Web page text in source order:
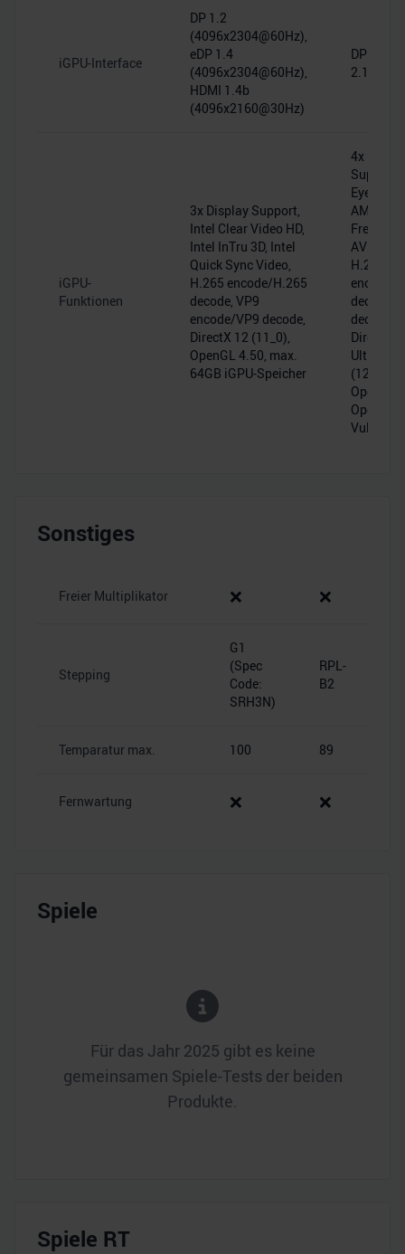
iGPU-Interface
DP 1.2
(4096x2304@60Hz),
eDP 1.4
(4096x2304@60Hz),
HDMI 1.4b
(4096x2160@30Hz)
DP 2.0,
2.1
iGPU-
Funktionen
3x Display Support,
Intel Clear Video HD,
Intel InTru 3D, Intel
Quick Sync Video,
H.265 encode/H.265
decode, VP9
encode/VP9 decode,
DirectX 12 (11_0),
OpenGL 4.50, max.
64GB iGPU-Speicher
4x
Support,
Eyefinity,
AMD
FreeSync,
AV1
H.265
encode/
decode,
decode,
DirectX
Ultimate
(12_2),
OpenGL
OpenCL
Vulkan
Sonstiges
Freier Multiplikator ❌ ❌
Stepping
G1
(Spec
Code:
SRH3N)
RPL-
B2
Temparatur max. 100 89
Fernwartung ❌ ❌
Spiele
Für das Jahr 2025 gibt es keine
gemeinsamen Spiele-Tests der beiden
Produkte.
Spiele RT